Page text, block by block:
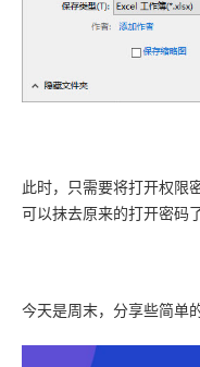
此时，只需要将打开权限
可以抹去原来的打开密码了
今天是周末，分享些简单